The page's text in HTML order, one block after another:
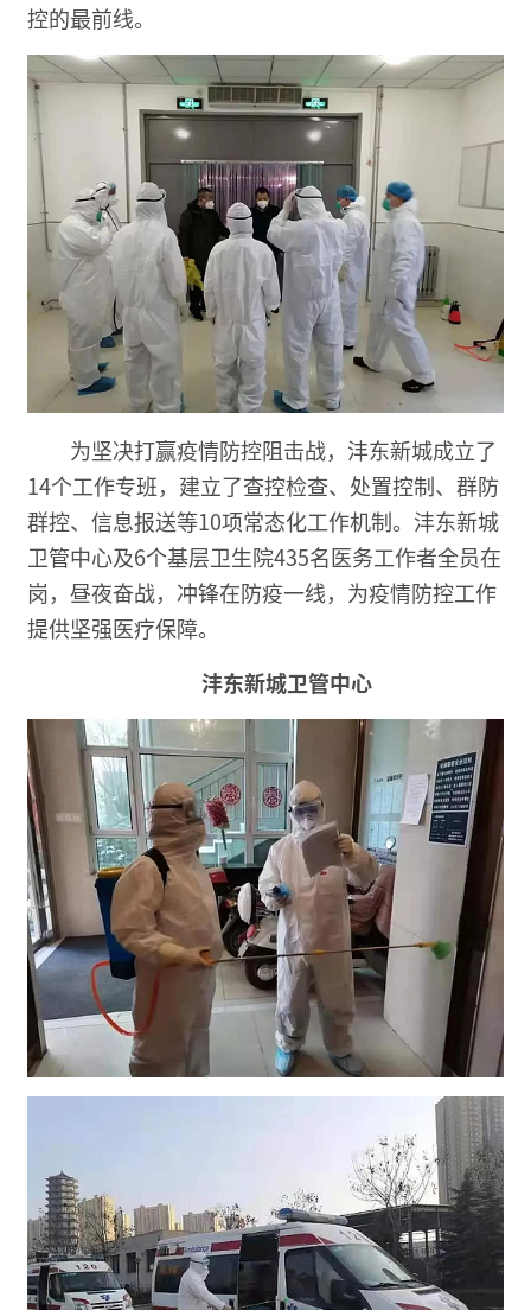
控的最前线。
为坚决打赢疫情防控阻击战，沣东新城成立了
14个工作专班，建立了查控检查、处置控制、群防
群控、信息报送等10项常态化工作机制。沣东新城
卫管中心及6个基层卫生院435名医务工作者全员在
岗，昼夜奋战，冲锋在防疫一线，为疫情防控工作
提供坚强医疗保障。
沣东新城卫管中心